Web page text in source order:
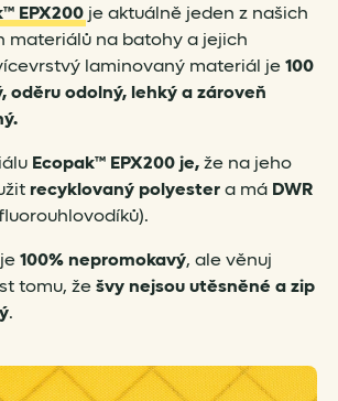
EPX200je aktuálně jeden z našich
materiálů na batohy a jejich
laminovaný materiál je100
oděru odolný, lehký a zároveň
Ecopak™ EPX200 je,že na jeho
recyklovaný polyestera má DWR
100% nepromokavý, ale věnuj
tomu, žešvy nejsou utěsněné a zip
.